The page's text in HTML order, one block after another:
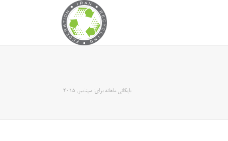
بایگانی ماهانه برای: سپتامبر, 2015